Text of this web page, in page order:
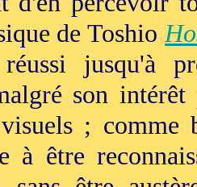
de Toshio
jusqu'à
son
; comme
à être